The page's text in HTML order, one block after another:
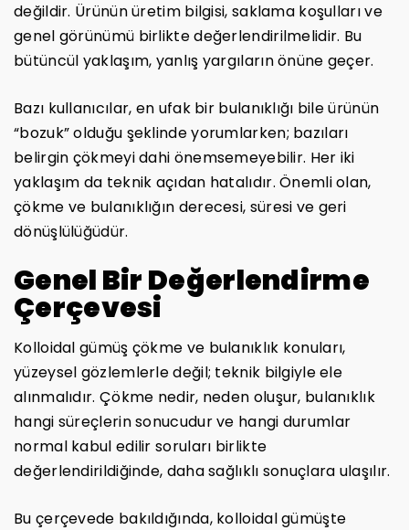
değildir. Ürünün üretim bilgisi, saklama koşulları ve
genel görünümü birlikte değerlendirilmelidir. Bu
bütüncül yaklaşım, yanlış yargıların önüne geçer.
Bazı kullanıcılar, en ufak bir bulanıklığı bile ürünün
“bozuk” olduğu şeklinde yorumlarken; bazıları
belirgin çökmeyi dahi önemsemeyebilir. Her iki
yaklaşım da teknik açıdan hatalıdır. Önemli olan,
çökme ve bulanıklığın derecesi, süresi ve geri
dönüşlülüğüdür.
Genel Bir Değerlendirme
Çerçevesi
Kolloidal gümüş çökme ve bulanıklık konuları,
yüzeysel gözlemlerle değil; teknik bilgiyle ele
alınmalıdır. Çökme nedir, neden oluşur, bulanıklık
hangi süreçlerin sonucudur ve hangi durumlar
normal kabul edilir soruları birlikte
değerlendirildiğinde, daha sağlıklı sonuçlara ulaşılır.
Bu çerçevede bakıldığında, kolloidal gümüşte